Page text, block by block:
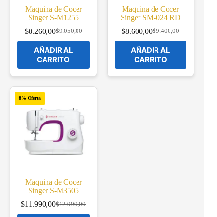
Maquina de Cocer
Singer S-M1255
$9.050,00
Original
price
was:
$9.050,00.
$8.260,00Current
price
is:
$8.260,00.
AÑADIR AL
CARRITO
Maquina de Cocer
Singer SM-024 RD
$9.400,00
Original
price
was:
$9.400,00.
$8.600,00Current
price
is:
$8.600,00.
AÑADIR AL
CARRITO
8% Oferta
Maquina de Cocer
Singer S-M3505
$12.990,00
Original
$11.990,00Current